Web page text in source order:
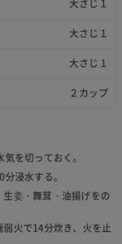
大さじ１
大さじ１
大さじ１
２カップ
を切っておく。
浸水する。
姜・舞茸・油揚げをの
火で14分炊き、火を止